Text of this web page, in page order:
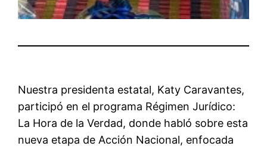
Nuestra presidenta estatal, Katy Caravantes,
participó en el programa Régimen Jurídico:
La Hora de la Verdad, donde habló sobre esta
nueva etapa de Acción Nacional, enfocada